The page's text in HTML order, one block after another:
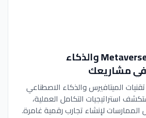
كيفية دمج Metaverse والذكاء
مشاريعك
الميتافيرس والذكاء الاصطناعي
استراتيجيات التكامل العملية،
الممارسات لإنشاء تجارب رقمية غامرة.